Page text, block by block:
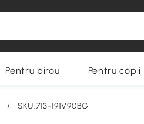
Pentru birou Pentru copii
/ SKU:713-191V90BG